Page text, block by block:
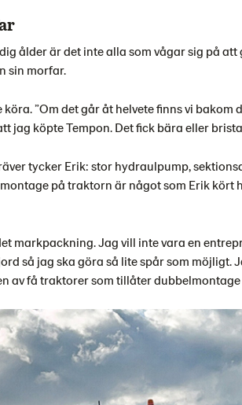
ålder är det inte alla som vågar sig på att
sin morfar.
”Om det går åt helvete finns vi bakom
jag köpte Tempon. Det fick bära eller
tycker Erik: stor hydraulpump,
på traktorn är något som Erik kört
markpackning. Jag vill inte vara en
så jag ska göra så lite spår som möjligt.
av få traktorer som tillåter dubbelmontage